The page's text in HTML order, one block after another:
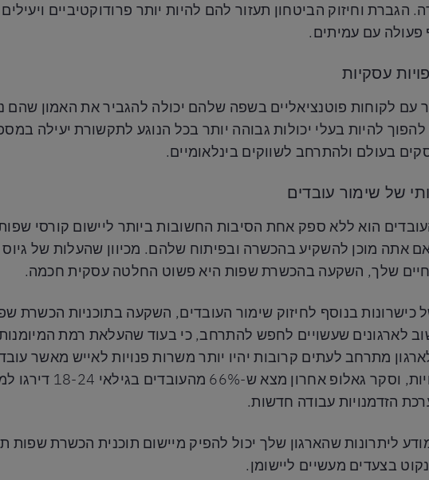
הגברת וחיזוק הביטחון תעזור להם להיות יותר פרודוקטיביים
פעולה עם עמיתים.
עסקיות
עם לקוחות פוטנציאליים בשפה שלהם יכולה להגביר את האמון שהם
להיות בעלי יכולות גבוהה יותר בכל הנוגע לתקשורת יעילה
בעולם ולהתרחב לשווקים בינלאומיים.
של שימור עובדים
הוא ללא ספק אחת הסיבות החשובות ביותר ליישום קורסי
אתה מוכן להשקיע בהכשרה ובפיתוח שלהם. מכיוון שהעלות של
שלך, השקעה בהכשרת שפות היא פשוט החלטה עסקית חכמה.
כישרונות בנוסף לחיזוק שימור העובדים, השקעה בתוכניות הכשרת
לארגונים שעשויים לחפש להתרחב, כי בעוד שהעלאת רמת
מתרחב לעתים קרובות יהיו יותר משרות פנויות לאייש מאשר
הכשרת
הזדמנויות עבודה חדשות.
ליתרונות שהארגון שלך יכול להפיק מיישום תוכנית הכשרת שפות
בצעדים מעשיים ליישומן.